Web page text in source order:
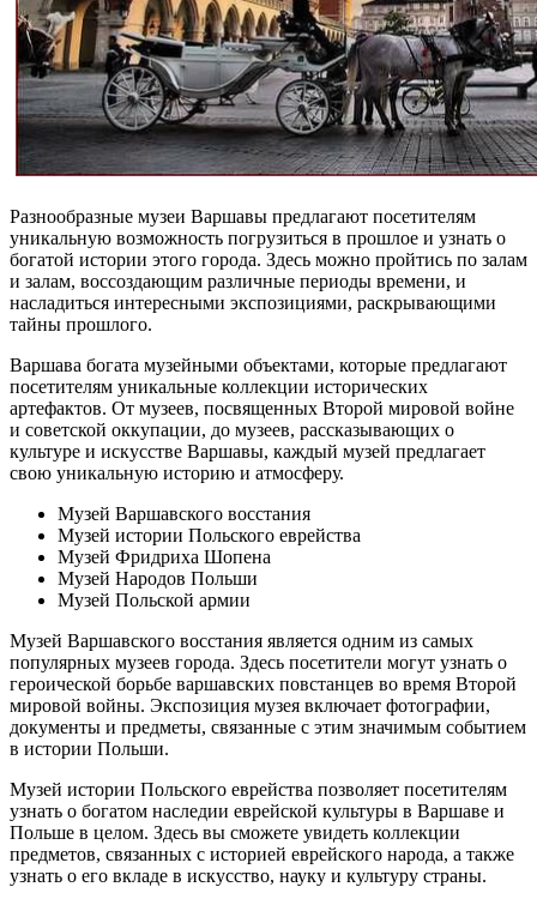
Разнообразные музеи Варшавы предлагают посетителям
уникальную возможность погрузиться в прошлое и узнать о
богатой истории этого города. Здесь можно пройтись по залам
и залам, воссоздающим различные периоды времени, и
насладиться интересными экспозициями, раскрывающими
тайны прошлого.
Варшава богата музейными объектами, которые предлагают
посетителям уникальные коллекции исторических
артефактов. От музеев, посвященных Второй мировой войне
и советской оккупации, до музеев, рассказывающих о
культуре и искусстве Варшавы, каждый музей предлагает
свою уникальную историю и атмосферу.
Музей Варшавского восстания
Музей истории Польского еврейства
Музей Фридриха Шопена
Музей Народов Польши
Музей Польской армии
Музей Варшавского восстания является одним из самых
популярных музеев города. Здесь посетители могут узнать о
героической борьбе варшавских повстанцев во время Второй
мировой войны. Экспозиция музея включает фотографии,
документы и предметы, связанные с этим значимым событием
в истории Польши.
Музей истории Польского еврейства позволяет посетителям
узнать о богатом наследии еврейской культуры в Варшаве и
Польше в целом. Здесь вы сможете увидеть коллекции
предметов, связанных с историей еврейского народа, а также
узнать о его вкладе в искусство, науку и культуру страны.